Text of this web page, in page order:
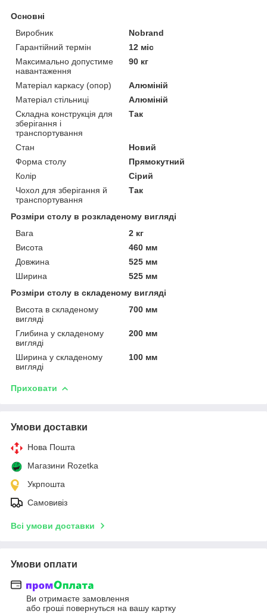
Основні
Виробник
Nobrand
Гарантійний термін
12 міс
Максимально допустиме
навантаження
90 кг
Матеріал каркасу (опор)
Алюміній
Матеріал стільниці
Алюміній
Складна конструкція для
зберігання і
транспортування
Так
Стан
Новий
Форма столу
Прямокутний
Колір
Сірий
Чохол для зберігання й
транспортування
Так
Розміри столу в розкладеному вигляді
Вага
2 кг
Висота
460 мм
Довжина
525 мм
Ширина
525 мм
Розміри столу в складеному вигляді
Висота в складеному
вигляді
700 мм
Глибина у складеному
вигляді
200 мм
Ширина у складеному
вигляді
100 мм
Приховати
Умови доставки
Нова Пошта
Магазини Rozetka
Укрпошта
Самовивіз
Всі умови доставки
Умови оплати
Ви отримаєте замовлення
або гроші повернуться на вашу картку